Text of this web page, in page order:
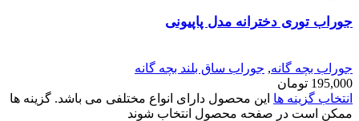
جوراب توری دخترانه مدل پاپیونی
جوراب بچه گانه, جوراب ساق بلند بچه گانه
195,000 تومان
انتخاب گزینه ها این محصول دارای انواع مختلفی می باشد. گزینه ها
ممکن است در صفحه محصول انتخاب شوند